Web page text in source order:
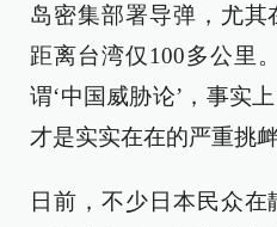
岛密集部署导弹，尤
距离台湾仅100多公里
谓‘中国威胁论’，事实
才是实实在在的严重挑
日前，不少日本民众